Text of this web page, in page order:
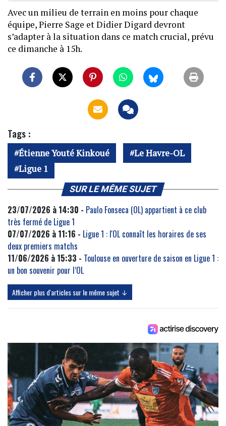
Avec un milieu de terrain en moins pour chaque
équipe, Pierre Sage et Didier Digard devront
s’adapter à la situation dans ce match crucial, prévu
ce dimanche à 15h.
Tags :
Étienne Youté Kinkoué
Le Havre-OL
Ligue 1
SUR LE MÊME SUJET
23/07/2026 à 14:30 - Paulo Fonseca (OL) appartient à ce club
très fermé de Ligue 1
07/07/2026 à 11:16 - Ligue 1 : l'OL connaît les horaires de ses
deux premiers matchs
11/06/2026 à 15:33 - Toulouse en ouverture de saison en Ligue 1 :
un bon souvenir pour l’OL
Afficher plus d'articles sur le même sujet ↓